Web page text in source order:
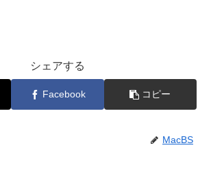
シェアする
Facebook コピー
MacBS